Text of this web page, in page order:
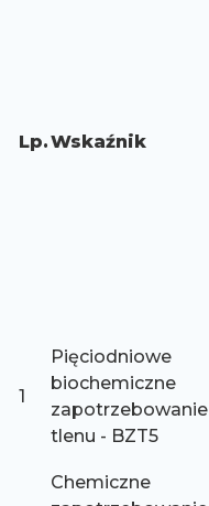
Lp.Wskaźnik
1
Pięciodniowe
biochemiczne
zapotrzebowanie
tlenu - BZT5
Chemiczne